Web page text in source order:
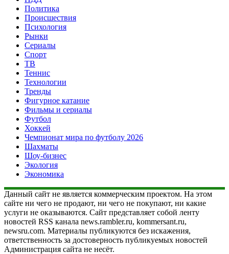
Политика
Происшествия
Психология
Рынки
Сериалы
Спорт
ТВ
Теннис
Технологии
Тренды
Фигурное катание
Фильмы и сериалы
Футбол
Хоккей
Чемпионат мира по футболу 2026
Шахматы
Шоу-бизнес
Экология
Экономика
Данный сайт не является коммерческим проектом. На этом
сайте ни чего не продают, ни чего не покупают, ни какие
услуги не оказываются. Сайт представляет собой ленту
новостей RSS канала news.rambler.ru, kommersant.ru,
newsru.com. Материалы публикуются без искажения,
ответственность за достоверность публикуемых новостей
Администрация сайта не несёт.